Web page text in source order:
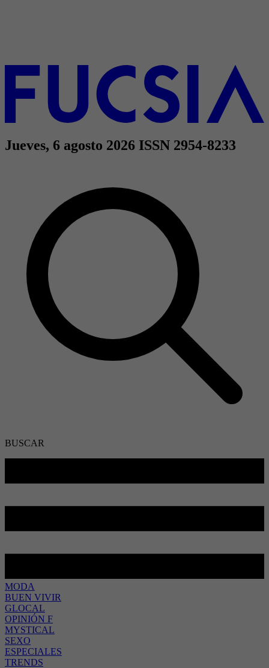
Jueves, 6 agosto 2026 ISSN 2954-8233
BUSCAR
MODA
BUEN VIVIR
GLOCAL
OPINIÓN F
MYSTICAL
SEXO
ESPECIALES
TRENDS